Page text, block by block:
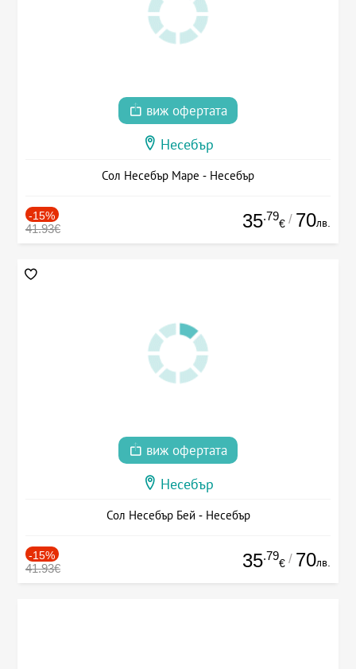
виж офертата
Несебър
Сол Несебър Маре - Несебър
-15%
41.93€ 35.79
€ / 70лв.
виж офертата
Несебър
Сол Несебър Бей - Несебър
-15%
41.93€ 35.79
€ / 70лв.